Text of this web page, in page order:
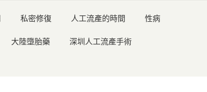
私密修復 人工流產的時間 性病
大陸墮胎藥 深圳人工流產手術